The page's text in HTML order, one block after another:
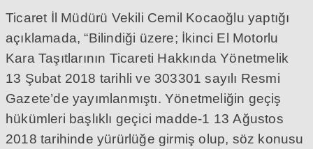
Ticaret İl Müdürü Vekili Cemil Kocaoğlu yaptığı
açıklamada, “Bilindiği üzere; İkinci El Motorlu
Kara Taşıtlarının Ticareti Hakkında Yönetmelik
13 Şubat 2018 tarihli ve 303301 sayılı Resmi
Gazete’de yayımlanmıştı. Yönetmeliğin geçiş
hükümleri başlıklı geçici madde-1 13 Ağustos
2018 tarihinde yürürlüğe girmiş olup, söz konusu